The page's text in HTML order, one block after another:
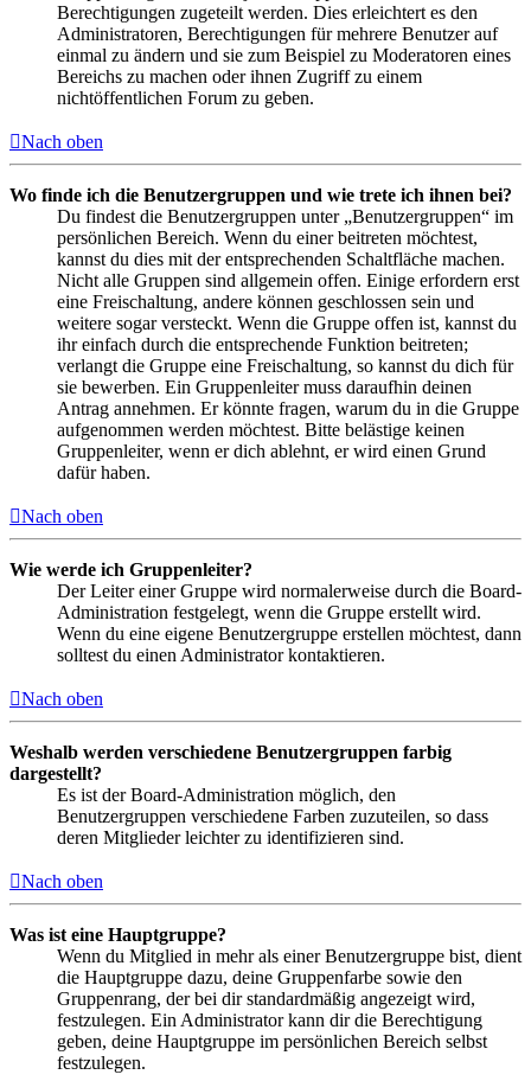
Berechtigungen zugeteilt werden. Dies erleichtert es den
Administratoren, Berechtigungen für mehrere Benutzer auf
einmal zu ändern und sie zum Beispiel zu Moderatoren eines
Bereichs zu machen oder ihnen Zugriff zu einem
nichtöffentlichen Forum zu geben.
Nach oben
Wo finde ich die Benutzergruppen und wie trete ich ihnen bei?
Du findest die Benutzergruppen unter „Benutzergruppen“ im
persönlichen Bereich. Wenn du einer beitreten möchtest,
kannst du dies mit der entsprechenden Schaltfläche machen.
Nicht alle Gruppen sind allgemein offen. Einige erfordern erst
eine Freischaltung, andere können geschlossen sein und
weitere sogar versteckt. Wenn die Gruppe offen ist, kannst du
ihr einfach durch die entsprechende Funktion beitreten;
verlangt die Gruppe eine Freischaltung, so kannst du dich für
sie bewerben. Ein Gruppenleiter muss daraufhin deinen
Antrag annehmen. Er könnte fragen, warum du in die Gruppe
aufgenommen werden möchtest. Bitte belästige keinen
Gruppenleiter, wenn er dich ablehnt, er wird einen Grund
dafür haben.
Nach oben
Wie werde ich Gruppenleiter?
Der Leiter einer Gruppe wird normalerweise durch die Board-
Administration festgelegt, wenn die Gruppe erstellt wird.
Wenn du eine eigene Benutzergruppe erstellen möchtest, dann
solltest du einen Administrator kontaktieren.
Nach oben
Weshalb werden verschiedene Benutzergruppen farbig
dargestellt?
Es ist der Board-Administration möglich, den
Benutzergruppen verschiedene Farben zuzuteilen, so dass
deren Mitglieder leichter zu identifizieren sind.
Nach oben
Was ist eine Hauptgruppe?
Wenn du Mitglied in mehr als einer Benutzergruppe bist, dient
die Hauptgruppe dazu, deine Gruppenfarbe sowie den
Gruppenrang, der bei dir standardmäßig angezeigt wird,
festzulegen. Ein Administrator kann dir die Berechtigung
geben, deine Hauptgruppe im persönlichen Bereich selbst
festzulegen.